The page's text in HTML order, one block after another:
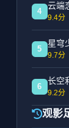
4
云端
9.4分
5
星穹
9.7分
6
长空
9.2分
观影